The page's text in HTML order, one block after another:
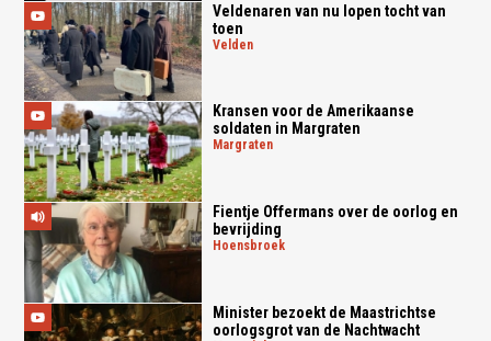
Veldenaren van nu lopen tocht van
toen
velden
Kransen voor de Amerikaanse
soldaten in Margraten
margraten
Fientje Offermans over de oorlog en
bevrijding
hoensbroek
Minister bezoekt de Maastrichtse
oorlogsgrot van de Nachtwacht